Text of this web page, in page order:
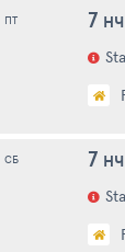
ПТ 7 НЧ
СБ 7 НЧ